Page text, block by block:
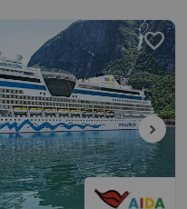
favorite
chevron_right